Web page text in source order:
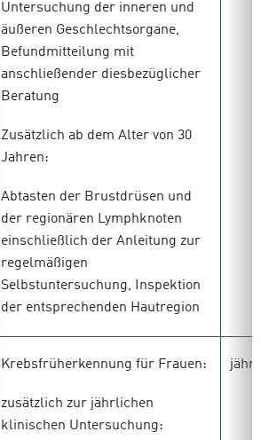
Untersuchung der inneren und
äußeren Geschlechtsorgane,
Befundmitteilung mit
anschließender diesbezüglicher
Beratung
Zusätzlich ab dem Alter von 30
Jahren:
Abtasten der Brustdrüsen und
der regionären Lymphknoten
einschließlich der Anleitung zur
regelmäßigen
Selbstuntersuchung, Inspektion
der entsprechenden Hautregion
Krebsfrüherkennung für Frauen:
zusätzlich zur jährlichen
klinischen Untersuchung: